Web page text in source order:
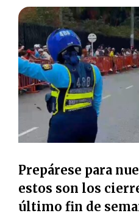
Prepárese para
estos son los
último fin de